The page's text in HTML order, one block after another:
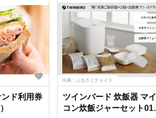
ド利用券
出典：ふるさとチョイス
ツインバード 炊飯器 マイ
コン炊飯ジャーセット01